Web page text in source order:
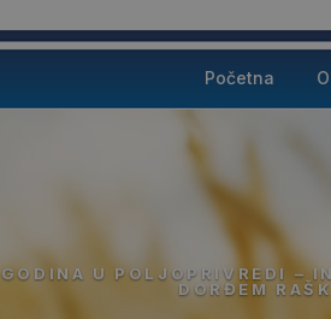
Početna
U POLJOPRIVREDI –
DORĐEM